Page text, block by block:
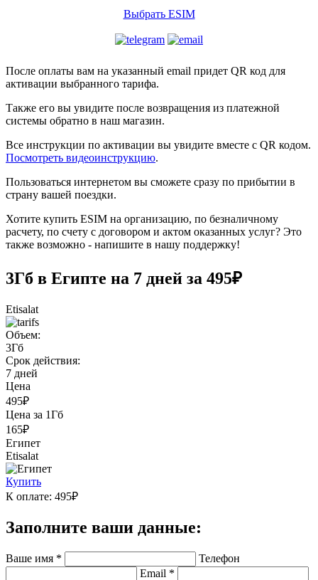
Выбрать ESIM
После оплаты вам на указанный email придет QR код для
активации выбранного тарифа.
Также его вы увидите после возвращения из платежной
системы обратно в наш магазин.
Все инструкции по активации вы увидите вместе с QR кодом.
Посмотреть видеоинструкцию.
Пользоваться интернетом вы сможете сразу по прибытии в
страну вашей поездки.
Хотите купить ESIM на организацию, по безналичному
расчету, по счету с договором и актом оказанных услуг? Это
также возможно - напишите в нашу поддержку!
3Гб в Египте на 7 дней за 495₽
Etisalat
Объем:
3Гб
Срок действия:
7 дней
Цена
495₽
Цена за 1Гб
165₽
Египет
Etisalat
Купить
К оплате: 495₽
Заполните ваши данные:
Ваше имя *
Телефон
Email *